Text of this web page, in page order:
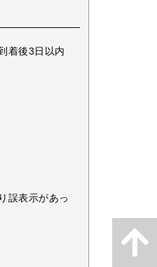
着後3日以内
誤表示があっ